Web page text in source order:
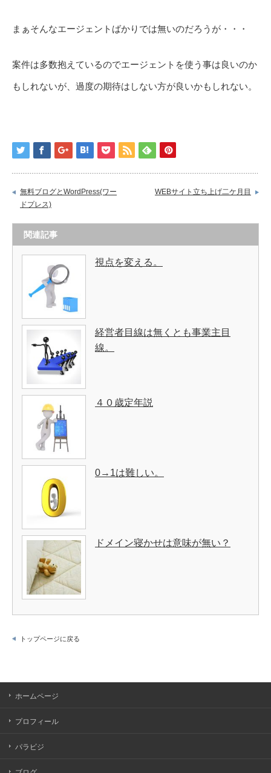
まぁそんなエージェントばかりでは無いのだろうが・・・
案件は多数抱えているのでエージェントを使う事は良いのか
もしれないが、過度の期待はしない方が良いかもしれない。
無料ブログとWordPress(ワー
ドプレス)
WEBサイト立ち上げ二ケ月目
関連記事
視点を変える。
経営者目線は無くとも事業主目
線。
４０歳定年説
0→1は難しい。
ドメイン寝かせは意味が無い？
トップページに戻る
ホームページ
プロフィール
パラビジ